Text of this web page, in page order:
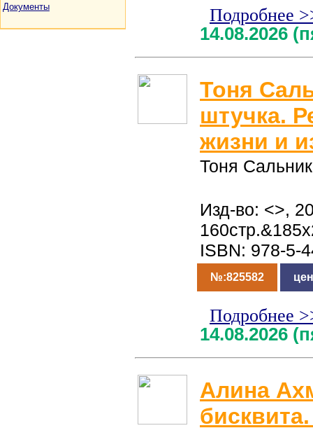
Документы
Подробнее
14.08.2026
Тоня
штучка.
жизни и
Тоня
Изд-во: <>,
ISBN: 978-5-
№:825582
Подробнее
14.08.2026
Алина